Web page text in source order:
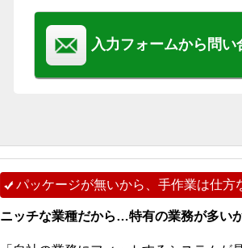
入力フォームから問い
パッケージが無いから、手作業は仕方
ニッチな業種だから…特有の業務が多